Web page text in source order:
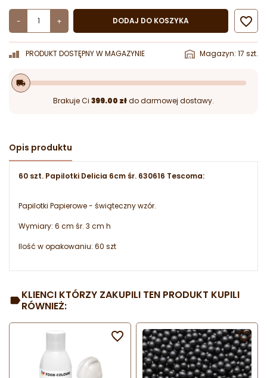
- + DODAJ DO KOSZYKA 
PRODUKT DOSTĘPNY W MAGAZYNIE Magazyn: 17 szt.
local_shipping
Brakuje Ci 399.00 złdo darmowej dostawy.
Opis produktu
60 szt. Papilotki Delicia 6cm śr. 630616 Tescoma:
Papilotki Papierowe - świąteczny wzór.
Wymiary: 6 cm śr. 3 cm h
Ilość w opakowaniu: 60 szt
KLIENCI KTÓRZY ZAKUPILI TEN PRODUKT KUPILI
RÓWNIEŻ:
 